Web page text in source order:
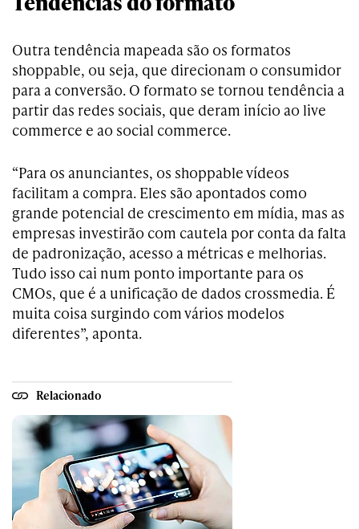
Outra tendência mapeada são os formatos
shoppable, ou seja, que direcionam o consumidor
para a conversão. O formato se tornou tendência a
partir das redes sociais, que deram início ao live
commerce e ao social commerce.
“Para os anunciantes, os shoppable vídeos
facilitam a compra. Eles são apontados como
grande potencial de crescimento em mídia, mas as
empresas investirão com cautela por conta da falta
de padronização, acesso a métricas e melhorias.
Tudo isso cai num ponto importante para os
CMOs, que é a unificação de dados crossmedia. É
muita coisa surgindo com vários modelos
diferentes”, aponta.
Relacionado